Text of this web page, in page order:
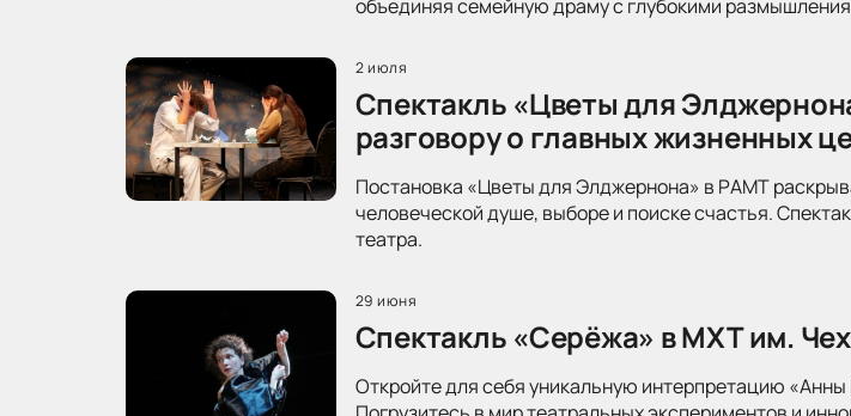
объединяя семейную драму с глубокими
2 июля
Спектакль «Цветы для
разговору о главных жизненных
Постановка «Цветы для Элджернона» в РАМТ
человеческой душе, выборе и поиске счастья.
театра.
29 июня
Спектакль «Серёжа» в МХТ им.
Откройте для себя уникальную интерпретацию